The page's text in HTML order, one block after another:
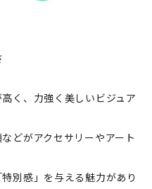
く、力強く美しいビジュア
どがアクセサリーやアート
別感」を与える魅力があり